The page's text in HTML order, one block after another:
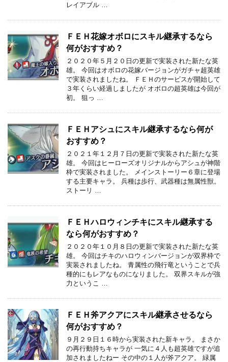
レイアブル …
ＦＥＨ花嫁オボロにスキル継承するなら
何がおすすめ？
２０２０年５月２０日の更新で実装された新たな英
雄。 今回はオボロの花嫁バージョンがガチャ超英雄
で実装されましたね。 ＦＥＨのサービスが開始して
３年くらい経過しましたが オボロの超英雄は今回が
初。 狙っ …
ＦＥＨアシュにスキル継承するなら何が
おすすめ？
２０２１年１２月７日の更新で実装された新たな英
雄。 今回はヒーローズオリジナルからアシュが神階
枠で実装されました。 メインストーリー６章に登場
する主要キャラ。 兵種は歩行、武器種は無属性獣。
ストーリ …
ＦＥＨハロウィンチキにスキル継承する
なら何がおすすめ？
２０２０年１０月８日の更新で実装された新たな英
雄。 今回はチキのハロウィンバージョンが双界枠で
実装されましたね。 青属性の飛行竜ということで兵
種的にもレアなものになりました。 双界スキルが強
力というこ …
ＦＥＨ斧アクアにスキル継承させるなら
何がおすすめ？
９月２９日１６時から実装された新キャラ。 まさか
の再行動持ちキャラが 一気に４人も超英雄ですが追
加されましたねー その中の１人が斧アクア。 緑属